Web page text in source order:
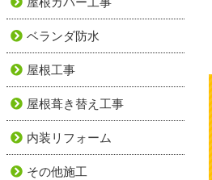
ベランダ防水
屋根工事
屋根葺き替え工事
内装リフォーム
その他施工